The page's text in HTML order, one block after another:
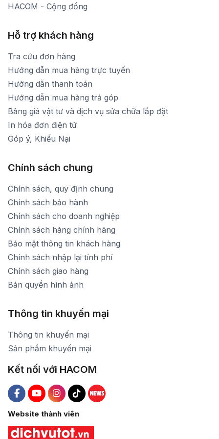
HACOM - Cộng đồng
Hỗ trợ khách hàng
Tra cứu đơn hàng
Hướng dẫn mua hàng trực tuyến
Hướng dẫn thanh toán
Hướng dẫn mua hàng trả góp
Bảng giá vật tư và dịch vụ sửa chữa lắp đặt
In hóa đơn điện tử
Góp ý, Khiếu Nại
Chính sách chung
Chính sách, quy định chung
Chính sách bảo hành
Chính sách cho doanh nghiệp
Chính sách hàng chính hãng
Bảo mật thông tin khách hàng
Chính sách nhập lại tính phí
Chính sách giao hàng
Bản quyền hình ảnh
Thông tin khuyến mại
Thông tin khuyến mại
Sản phẩm khuyến mại
Kết nối với HACOM
Hacom Facebook
Hacom YouTube
Hacom Instagram
Hacom TikTok
Website thành viên